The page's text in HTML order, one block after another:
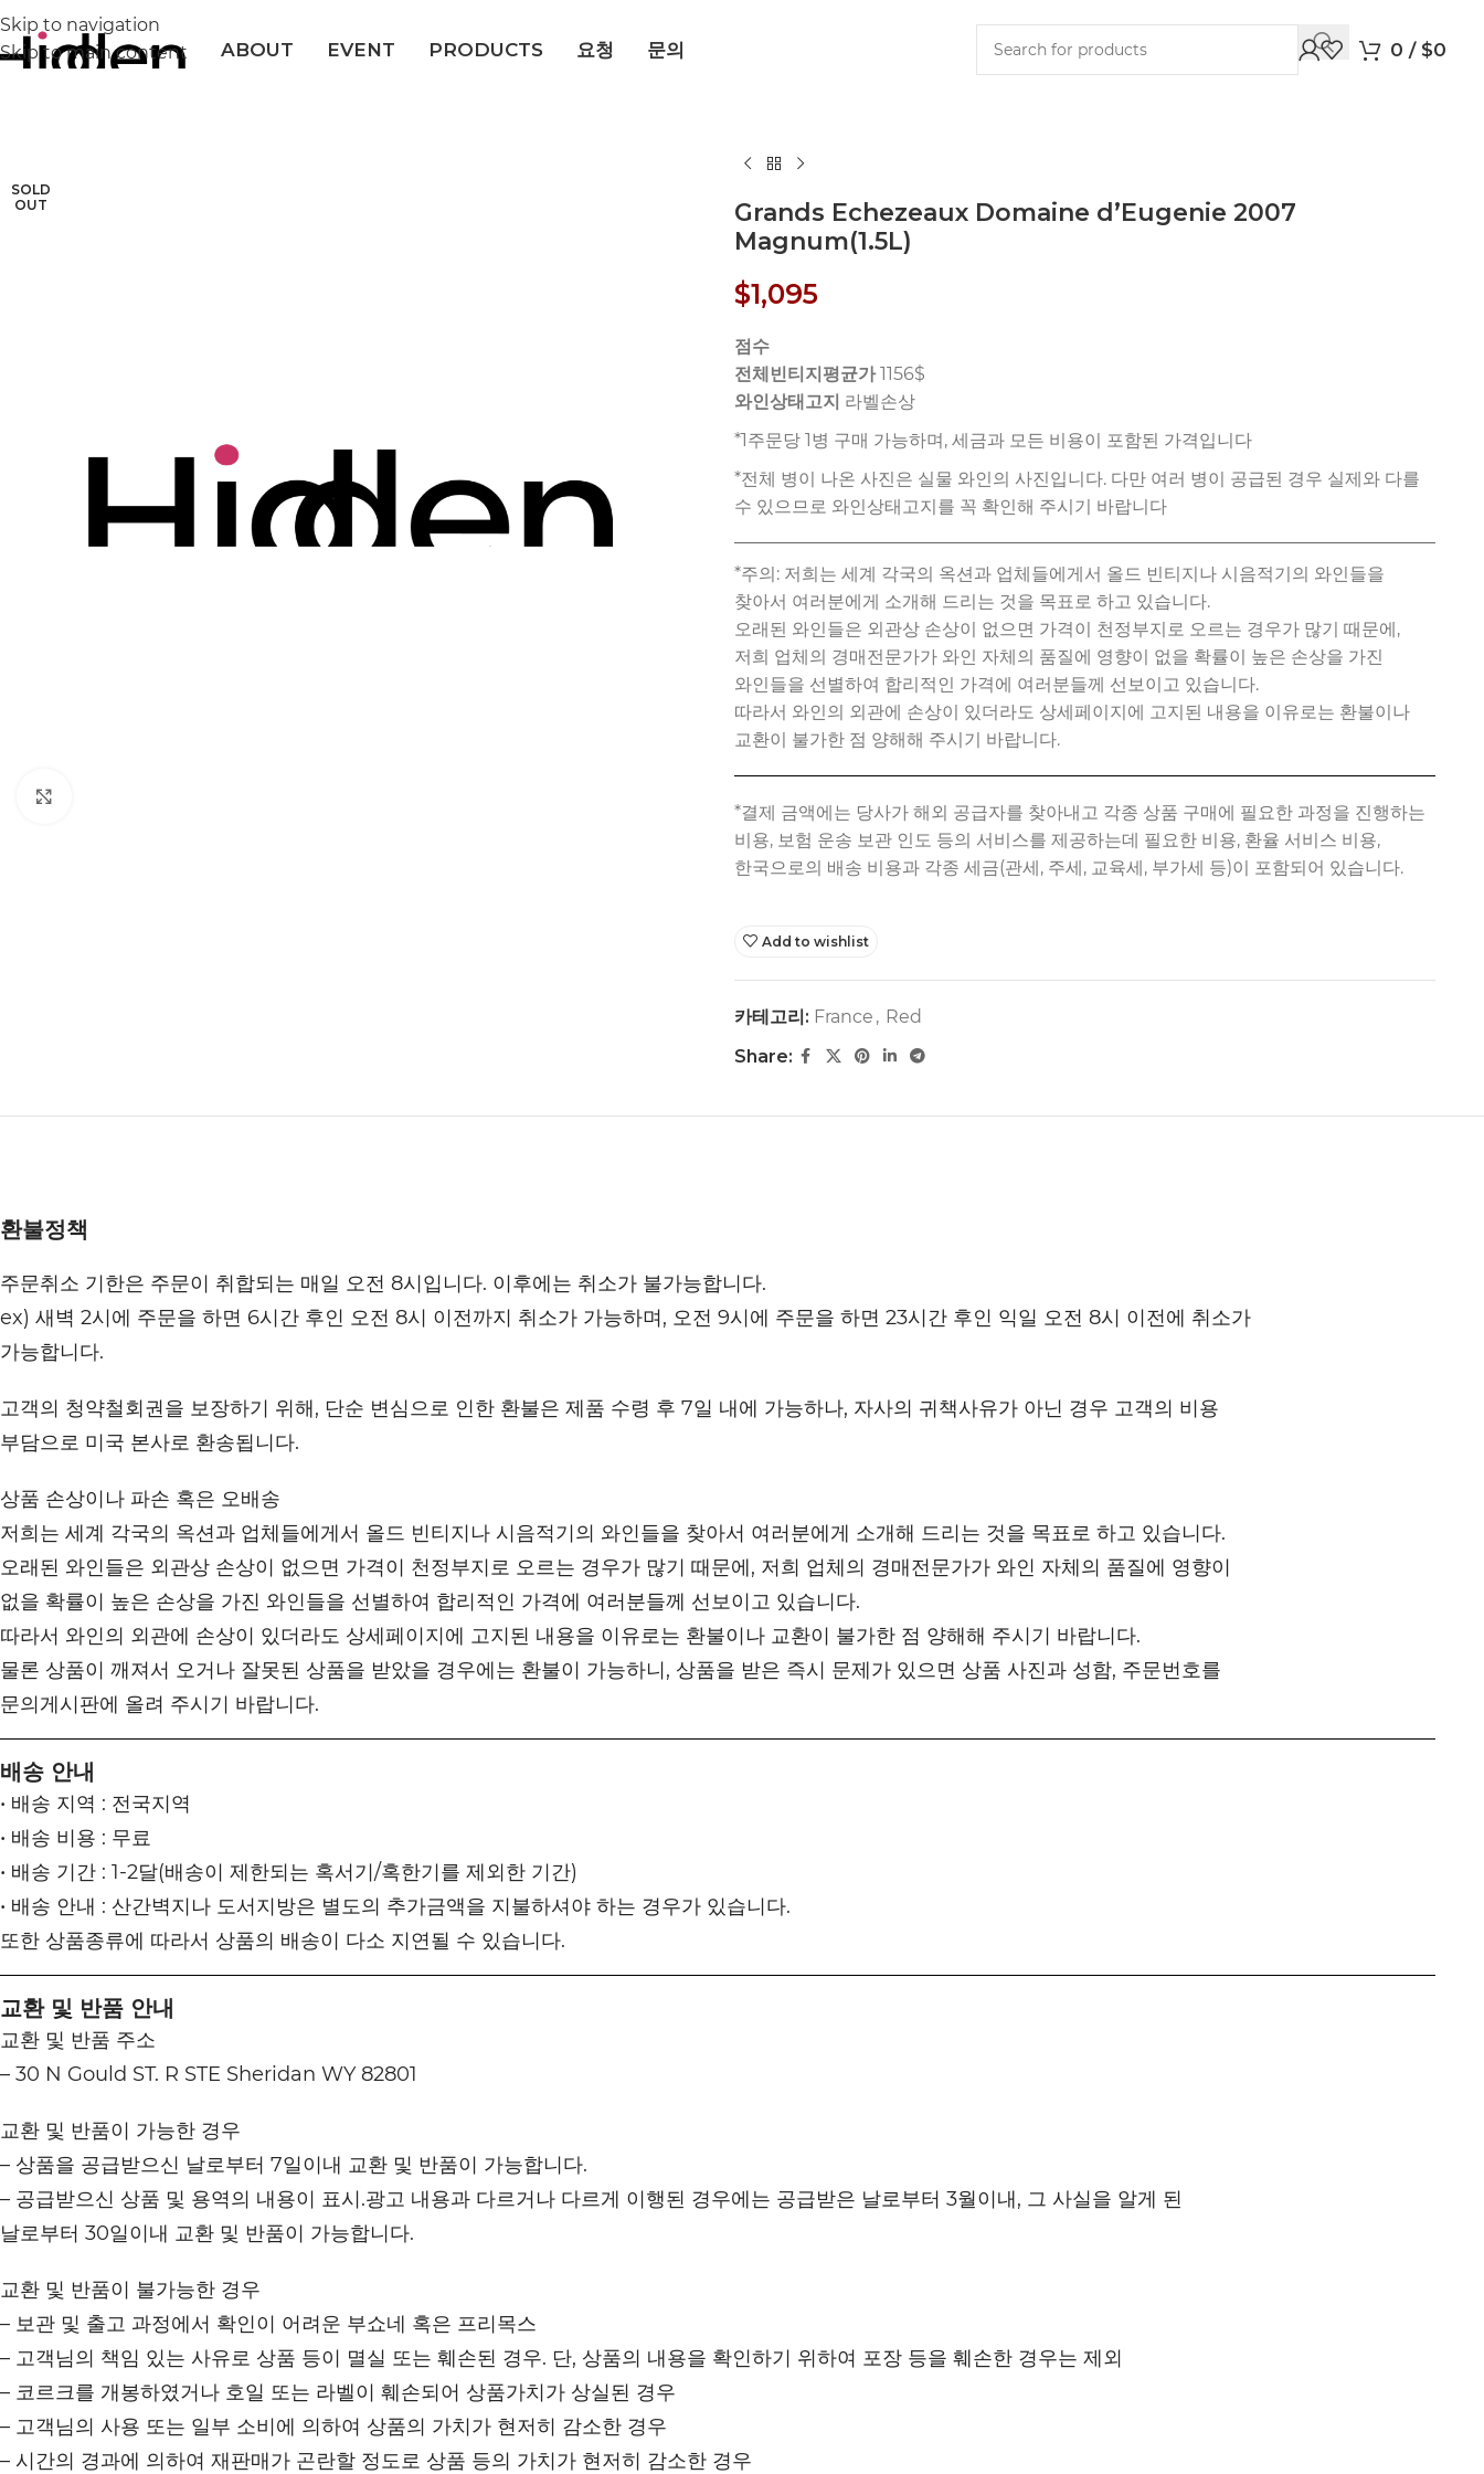
Skip to navigation
Skip to main content
ABOUT EVENT PRODUCTS 요청 문의 0 / $0
SOLD
OUT
Grands Echezeaux Domaine d’Eugenie 2007
Magnum(1.5L)
$1,095
점수
전체빈티지평균가1156$
와인상태고지 라벨손상
*주의: 저희는 세계 각국의 옥션과 업체들에게서 올드 빈티지나 시음적기의 와인들을
찾아서 여러분에게 소개해 드리는 것을 목표로 하고 있습니다.
오래된 와인들은 외관상 손상이 없으면 가격이 천정부지로 오르는 경우가 많기 때문에,
저희 업체의 경매전문가가 와인 자체의 품질에 영향이 없을 확률이 높은 손상을 가진
와인들을 선별하여 합리적인 가격에 여러분들께 선보이고 있습니다.
따라서 와인의 외관에 손상이 있더라도 상세페이지에 고지된 내용을 이유로는 환불이나
교환이 불가한 점 양해해 주시기 바랍니다.
Add to wishlist
카테고리: France , Red
Share:
환불정책
주문취소 기한은 주문이 취합되는 매일 오전 8시입니다. 이후에는 취소가 불가능합니다.
ex) 새벽 2시에 주문을 하면 6시간 후인 오전 8시 이전까지 취소가 가능하며, 오전 9시에 주문을 하면 23시간 후인 익일 오전 8시 이전에 취소가
가능합니다.
고객의 청약철회권을 보장하기 위해, 단순 변심으로 인한 환불은 제품 수령 후 7일 내에 가능하나, 자사의 귀책사유가 아닌 경우 고객의 비용
부담으로 미국 본사로 환송됩니다.
상품 손상이나 파손 혹은 오배송
저희는 세계 각국의 옥션과 업체들에게서 올드 빈티지나 시음적기의 와인들을 찾아서 여러분에게 소개해 드리는 것을 목표로 하고 있습니다.
오래된 와인들은 외관상 손상이 없으면 가격이 천정부지로 오르는 경우가 많기 때문에, 저희 업체의 경매전문가가 와인 자체의 품질에 영향이
없을 확률이 높은 손상을 가진 와인들을 선별하여 합리적인 가격에 여러분들께 선보이고 있습니다.
따라서 와인의 외관에 손상이 있더라도 상세페이지에 고지된 내용을 이유로는 환불이나 교환이 불가한 점 양해해 주시기 바랍니다.
물론 상품이 깨져서 오거나 잘못된 상품을 받았을 경우에는 환불이 가능하니, 상품을 받은 즉시 문제가 있으면 상품 사진과 성함, 주문번호를
문의게시판에 올려 주시기 바랍니다.
배송 안내
• 배송 지역 : 전국지역
• 배송 비용 : 무료
• 배송 기간 : 1-2달(배송이 제한되는 혹서기/혹한기를 제외한 기간)
• 배송 안내 : 산간벽지나 도서지방은 별도의 추가금액을 지불하셔야 하는 경우가 있습니다.
또한 상품종류에 따라서 상품의 배송이 다소 지연될 수 있습니다.
교환 및 반품 안내
교환 및 반품 주소
– 30 N Gould ST. R STE Sheridan WY 82801
교환 및 반품이 가능한 경우
– 상품을 공급받으신 날로부터 7일이내 교환 및 반품이 가능합니다.
– 공급받으신 상품 및 용역의 내용이 표시.광고 내용과 다르거나 다르게 이행된 경우에는 공급받은 날로부터 3월이내, 그 사실을 알게 된
날로부터 30일이내 교환 및 반품이 가능합니다.
교환 및 반품이 불가능한 경우
– 보관 및 출고 과정에서 확인이 어려운 부쇼네 혹은 프리목스
– 고객님의 책임 있는 사유로 상품 등이 멸실 또는 훼손된 경우. 단, 상품의 내용을 확인하기 위하여 포장 등을 훼손한 경우는 제외
– 코르크를 개봉하였거나 호일 또는 라벨이 훼손되어 상품가치가 상실된 경우
– 고객님의 사용 또는 일부 소비에 의하여 상품의 가치가 현저히 감소한 경우
– 시간의 경과에 의하여 재판매가 곤란할 정도로 상품 등의 가치가 현저히 감소한 경우